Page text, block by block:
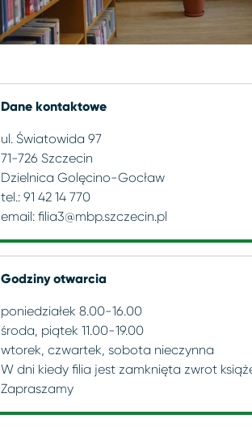
Dane kontaktowe
ul. Światowida 97
71-726 Szczecin
Dzielnica Golęcino-Gocław
tel.: 91 42 14 770
email: filia3@mbp.szczecin.pl
Godziny otwarcia
poniedziałek 8.00-16.00
środa, piątek 11.00-19.00
wtorek, czwartek, sobota nieczynna
W dni kiedy filia jest zamknięta zwrot
Zapraszamy